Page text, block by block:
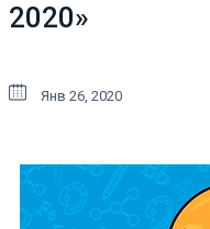
2020»
Янв 26, 2020